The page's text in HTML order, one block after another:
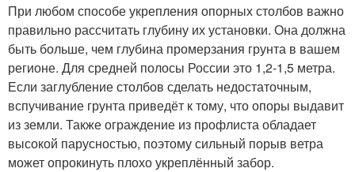
При любом способе укрепления опорных столбов важно
правильно рассчитать глубину их установки. Она должна
быть больше, чем глубина промерзания грунта в вашем
регионе. Для средней полосы России это 1,2-1,5 метра.
Если заглубление столбов сделать недостаточным,
вспучивание грунта приведёт к тому, что опоры выдавит
из земли. Также ограждение из профлиста обладает
высокой парусностью, поэтому сильный порыв ветра
может опрокинуть плохо укреплённый забор.